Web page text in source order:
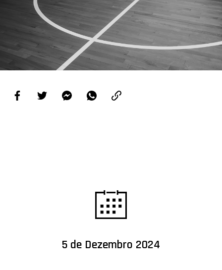
PROJETOS
LIGA BETCLIC MASCULINA
LIGA BETCLIC FEMININA
5 de Dezembro 2024